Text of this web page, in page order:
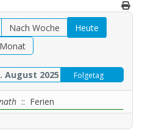
Nach Woche
Heute
August 2025 Folgetag
:: Ferien